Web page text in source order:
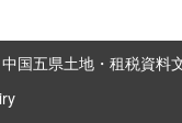
中国五県土地・租税資料